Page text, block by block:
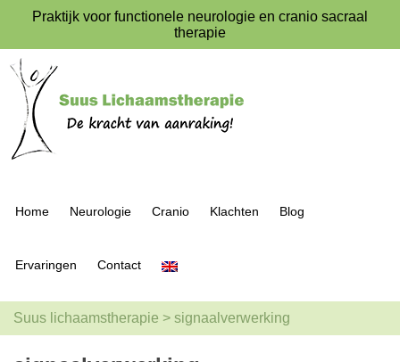
Praktijk voor functionele neurologie en cranio sacraal
therapie
Home Neurologie Cranio Klachten Blog
Ervaringen Contact
Suus lichaamstherapie > signaalverwerking